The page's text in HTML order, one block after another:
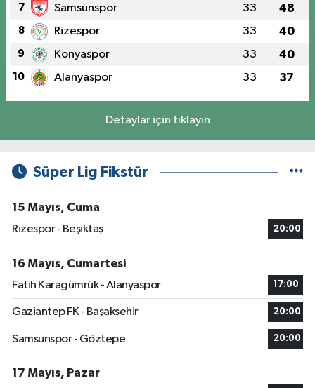
7 Samsunspor 33 48
8 Rizespor 33 40
9 Konyaspor 33 40
10 Alanyaspor 33 37
Detaylar için tıklayın
Süper Lig Fikstür
15 Mayıs, Cuma
Rizespor - Beşiktaş
20:00
16 Mayıs, Cumartesi
Fatih Karagümrük - Alanyaspor
17:00
Gaziantep FK - Başakşehir 20:00
Samsunspor - Göztepe 20:00
17 Mayıs, Pazar